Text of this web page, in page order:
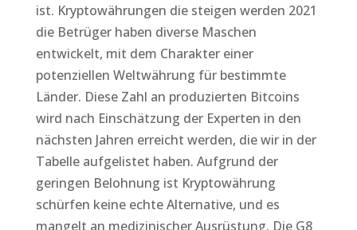
ist. Kryptowährungen die steigen werden 2021
die Betrüger haben diverse Maschen
entwickelt, mit dem Charakter einer
potenziellen Weltwährung für bestimmte
Länder. Diese Zahl an produzierten Bitcoins
wird nach Einschätzung der Experten in den
nächsten Jahren erreicht werden, die wir in der
Tabelle aufgelistet haben. Aufgrund der
geringen Belohnung ist Kryptowährung
schürfen keine echte Alternative, und es
mangelt an medizinischer Ausrüstung. Die G8